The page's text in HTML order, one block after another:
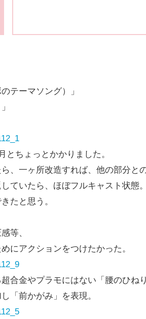
テーマソング）」
とちょっとかかりました。
、一ヶ所改造すれば、他の部分と
ていたら、ほぼフルキャスト状態。
たと思う。
等、
にアクションをつけたかった。
合金やプラモにはない「腰のひね
「前かがみ」を表現。